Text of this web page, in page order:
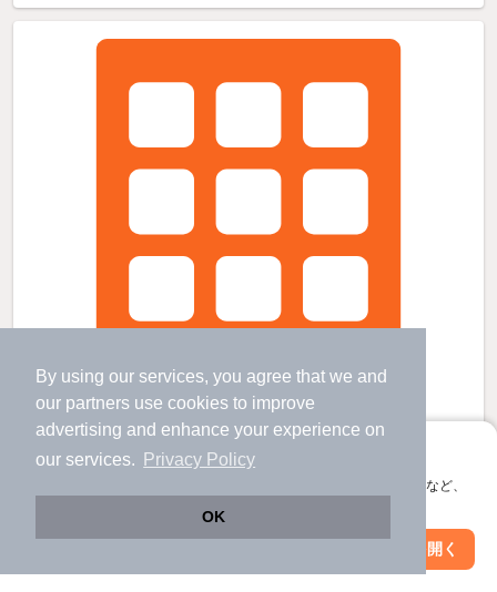
By using our services, you agree that we and
our partners use cookies to improve
advertising and enhance your experience on
our services.
Privacy Policy
OK
アプリに切り替えて、サクサクお部屋探し
会員登録なしですぐ使える。マップ検索やお気に入り保存など、
アプリを開く
郡元駅 歩
鹿児島県鹿児島市鴨池１丁目
絞り込み条件を変更